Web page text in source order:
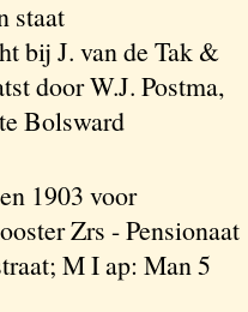
staat
bij J. van de Tak &
door W.J. Postma,
Bolsward
1903 voor
Zrs - Pensionaat
M I ap: Man 5